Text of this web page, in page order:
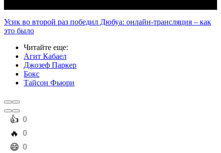
Усик во второй раз победил Дюбуа: онлайн-трансляция – как
это было
Читайте еще:
Агит Кабаел
Джозеф Паркер
Бокс
Тайсон Фьюри
️👍 0
️🔥 0
️😄 0